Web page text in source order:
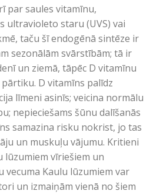
par saules vitamīnu,
ultravioleto staru (UVS) vai
taču šī endogēnā sintēze ir
sezonālām svārstībām; tā ir
un ziemā, tāpēc D vitamīnu
D vitamīns palīdz
līmeni asinīs; veicina normālu
nepieciešams šūnu dalīšanās
samazina risku nokrist, jo tas
un muskuļu vājumu. Kritieni
vīriešiem un
vecuma Kaulu lūzumiem var
un izmaiņām vienā no šiem